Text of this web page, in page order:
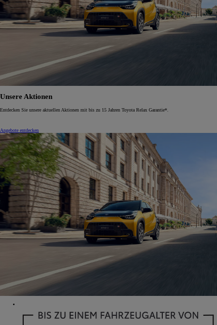
Unsere Aktionen
Entdecken Sie unsere aktuellen Aktionen mit bis zu 15 Jahren Toyota Relax Garantie*.
Angebote entdecken